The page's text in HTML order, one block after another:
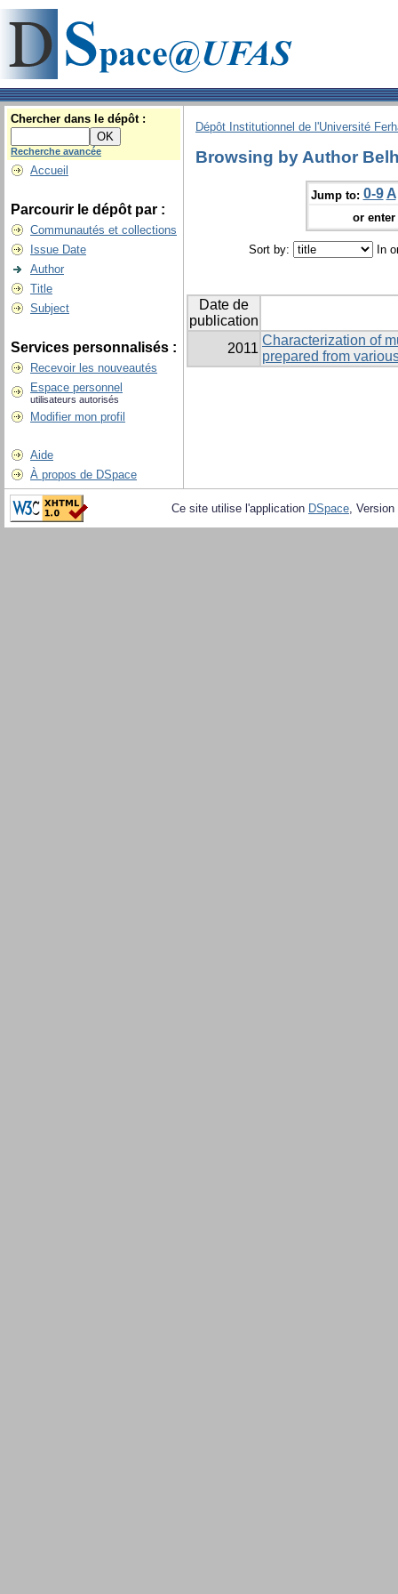
Chercher dans le dépôt :
Recherche avancée
Accueil
Parcourir le dépôt par :
Communautés et collections
Issue Date
Author
Title
Subject
Services personnalisés :
Recevoir les nouveautés
Espace personnel
utilisateurs autorisés
Modifier mon profil
Aide
À propos de DSpace
Dépôt Institutionnel de l'Université
Browsing by Author
Jump to: 0-9 A
or
Sort by: In
Date de
publication
2011
Characterization of
prepared from
Ce site utilise l'application DSpace,